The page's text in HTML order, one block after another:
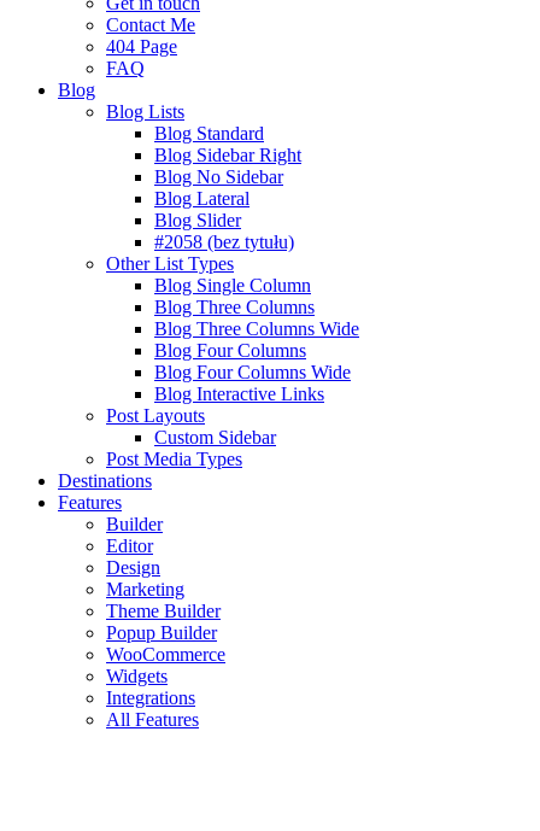
Contact Me
404 Page
FAQ
Blog
Blog Lists
Blog Standard
Blog Sidebar Right
Blog No Sidebar
Blog Lateral
Blog Slider
#2058 (bez tytułu)
Other List Types
Blog Single Column
Blog Three Columns
Blog Three Columns Wide
Blog Four Columns
Blog Four Columns Wide
Blog Interactive Links
Post Layouts
Custom Sidebar
Post Media Types
Destinations
Features
Builder
Editor
Design
Marketing
Theme Builder
Popup Builder
WooCommerce
Widgets
Integrations
All Features